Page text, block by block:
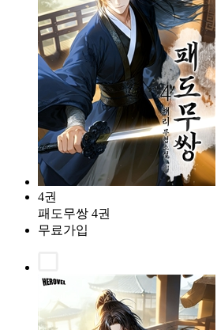
4권
패도무쌍 4권
무료가입